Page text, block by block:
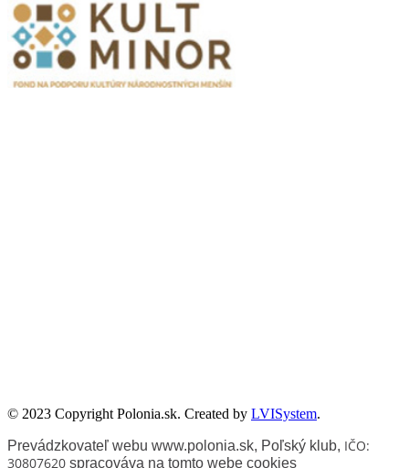
© 2023 Copyright Polonia.sk. Created by LVISystem.
Prevádzkovateľ webu www.polonia.sk, Poľský klub, IČO:
30807620 spracováva na tomto webe cookies